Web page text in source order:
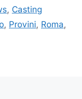
, Casting
, Provini, Roma,